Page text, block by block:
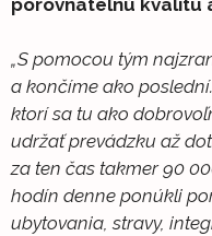
„S pomocou tým
a končíme ako
ktorí sa tu ako
udržať prevádzku až
za ten čas takmer 90
hodín denne ponúkli
ubytovania, stravy,